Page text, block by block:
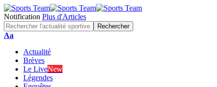
Notification Plus d'Articles
Font
Aa
Actualité
Brèves
Le LiveNew
Légendes